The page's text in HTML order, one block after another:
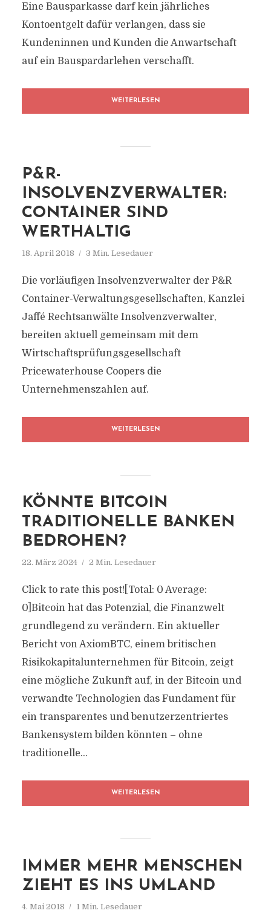
Eine Bausparkasse darf kein jährliches
Kontoentgelt dafür verlangen, dass sie
Kundeninnen und Kunden die Anwartschaft
auf ein Bauspardarlehen verschafft.
WEITERLESEN
P&R-
INSOLVENZVERWALTER:
CONTAINER SIND
WERTHALTIG
18. April 2018 3 Min. Lesedauer
Die vorläufigen Insolvenzverwalter der P&R
Container-Verwaltungsgesellschaften, Kanzlei
Jaffé Rechtsanwälte Insolvenzverwalter,
bereiten aktuell gemeinsam mit dem
Wirtschaftsprüfungsgesellschaft
Pricewaterhouse Coopers die
Unternehmenszahlen auf.
WEITERLESEN
KÖNNTE BITCOIN
TRADITIONELLE BANKEN
BEDROHEN?
22. März 2024 2 Min. Lesedauer
Click to rate this post![Total: 0 Average:
0]Bitcoin hat das Potenzial, die Finanzwelt
grundlegend zu verändern. Ein aktueller
Bericht von AxiomBTC, einem britischen
Risikokapitalunternehmen für Bitcoin, zeigt
eine mögliche Zukunft auf, in der Bitcoin und
verwandte Technologien das Fundament für
ein transparentes und benutzerzentriertes
Bankensystem bilden könnten – ohne
traditionelle...
WEITERLESEN
IMMER MEHR MENSCHEN
ZIEHT ES INS UMLAND
4. Mai 2018 1 Min. Lesedauer